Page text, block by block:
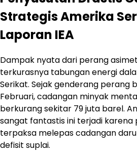
Strategis Amerika
Laporan IEA
Dampak nyata dari perang
terkurasnya tabungan energi
Serikat. Sejak genderang perang
Februari, cadangan minyak
berkurang sekitar 79 juta barel.
sangat fantastis ini terjadi
terpaksa melepas cadangan
defisit suplai.